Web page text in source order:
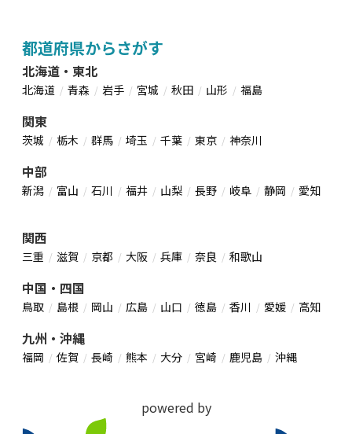
都道府県からさがす
北海道・東北
北海道 青森 岩手 宮城 秋田 山形 福島
関東
茨城 栃木 群馬 埼玉 千葉 東京 神奈川
中部
新潟 富山 石川 福井 山梨 長野 岐阜 静岡 愛知
関西
三重 滋賀 京都 大阪 兵庫 奈良 和歌山
中国・四国
鳥取 島根 岡山 広島 山口 徳島 香川 愛媛 高知
九州・沖縄
福岡 佐賀 長崎 熊本 大分 宮崎 鹿児島 沖縄
powered by